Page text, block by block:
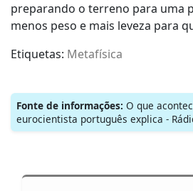
preparando o terreno para uma
menos peso e mais leveza para
Etiquetas: Metafísica
Fonte de informações: O que
eurocientista português explica -